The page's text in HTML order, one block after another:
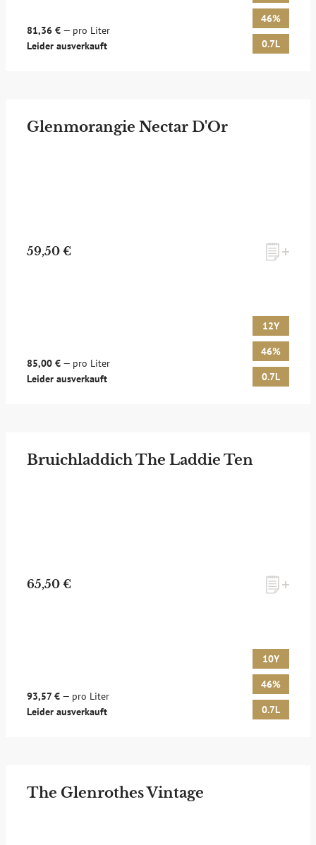
81,36 € — pro Liter
Leider ausverkauft
46%
0.7L
Glenmorangie Nectar D'Or
59,50 €
85,00 € — pro Liter
Leider ausverkauft
12Y
46%
0.7L
Bruichladdich The Laddie Ten
65,50 €
93,57 € — pro Liter
Leider ausverkauft
10Y
46%
0.7L
The Glenrothes Vintage